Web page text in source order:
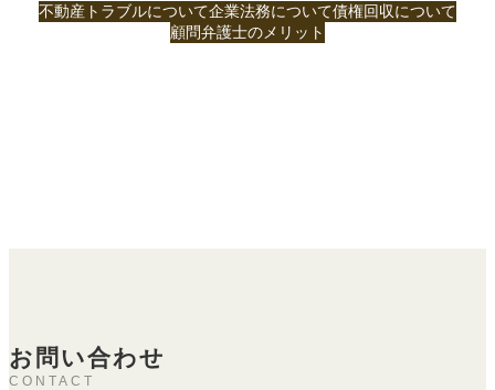
不動産トラブルについて企業法務について債権回収について
顧問弁護士のメリット
お問い合わせ
CONTACT